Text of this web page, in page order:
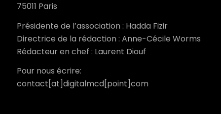
75011 Paris
Présidente de l’association : Hadda Fizir
Directrice de la rédaction : Anne-Cécile Worms
Rédacteur en chef : Laurent Diouf
Pour nous écrire:
contact[at]digitalmcd[point]com